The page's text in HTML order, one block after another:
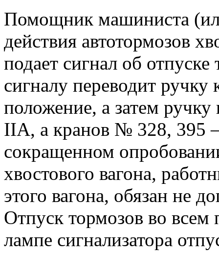
Помощник машиниста
действия автотормозов
подает сигнал об
сигналу переводит
положение, а затем
IIA, а кранов № 328, 395
сокращенном
хвостового вагона,
этого вагона, обязан не
Отпуск тормозов во всем
лампе сигнализатора